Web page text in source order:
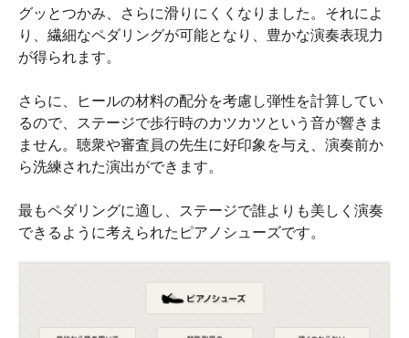
グッとつかみ、さらに滑りにくくなりました。それによ
り、繊細なペダリングが可能となり、豊かな演奏表現力
が得られます。
さらに、ヒールの材料の配分を考慮し弾性を計算してい
るので、ステージで歩行時のカツカツという音が響きま
ません。聴衆や審査員の先生に好印象を与え、演奏前か
ら洗練された演出ができます。
最もペダリングに適し、ステージで誰よりも美しく演奏
できるように考えられたピアノシューズです。